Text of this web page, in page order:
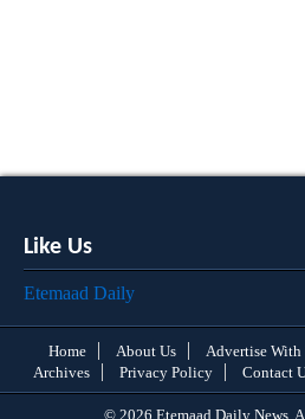
Like Us
Etemaad Daily
Home About Us Advertise With
Archives
Privacy Policy Contact
© 2026 Etemaad Daily News,